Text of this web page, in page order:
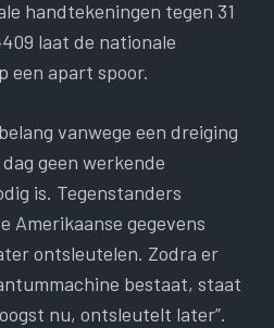
handtekeningen tegen 31
laat de nationale
een apart spoor.
vanwege een dreiging
geen werkende
is. Tegenstanders
Amerikaanse gegevens
ontsleutelen. Zodra er
bestaat, staat
nu, ontsleutelt later”.